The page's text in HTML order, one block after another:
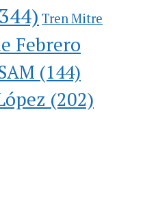
Tren Mitre
Febrero
(144)
(202)